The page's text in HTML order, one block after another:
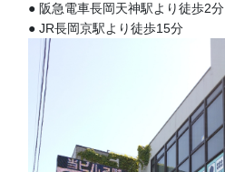
● 阪急電車長岡天神駅より徒歩2分
● JR長岡京駅より徒歩15分